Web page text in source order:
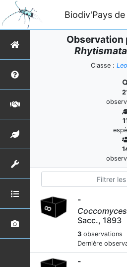
Biodiv'Pays
Observation
Classe :
-
Sacc., 1893
3 observations
Dernière
-